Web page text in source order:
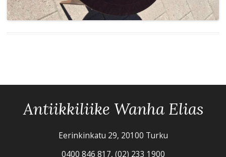
Antiikkiliike Wanha Elias
Eerinkinkatu 29, 20100 Turku
0400 846 817, (02) 233 1900